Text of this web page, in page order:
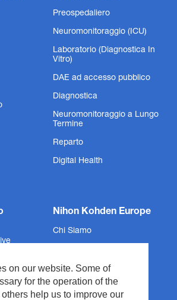
on our website. Some of
for the operation of the
help us to improve our
Preospedaliero
Neuromonitoraggio (ICU)
Laboratorio (Diagnostica In
Vitro)
DAE ad accesso pubblico
Diagnostica
Neuromonitoraggio a Lungo
Termine
Reparto
Digital Health
Nihon Kohden Europe
Chi Siamo
Informazioni Legali
Legali & Conformità